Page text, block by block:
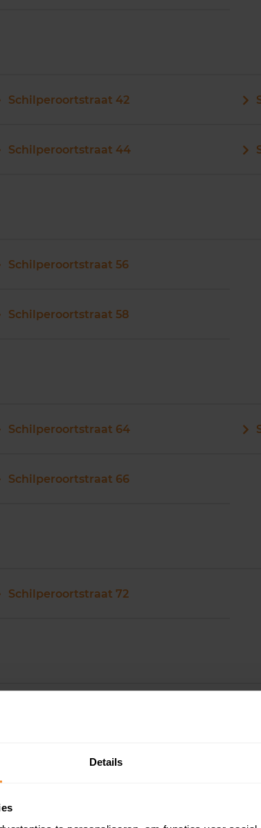
Details
Schilperoortstraat 42
Schilperoortstraat 44
Schilperoortstraat 56
Schilperoortstraat 58
Schilperoortstraat 64
Schilperoortstraat 66
Schilperoortstraat 72